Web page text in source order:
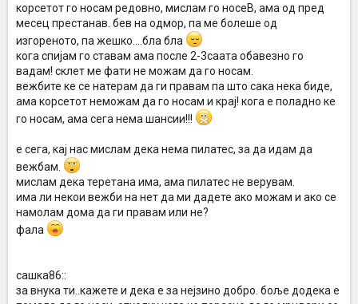
корсетот го носам редовно, мислам го носеВ, ама од пред
месец престанав. бев на одмор, па ме болеше од
изгореното, па жешко....бла бла
кога спијам го ставам ама после 2-3саата обавезно го
вадам! склет ме фати не можам да го носам.
вежбите ке се натерам да ги правам па што сака нека биде,
ама корсетот неможам да го носам и крај! кога е поладно ке
го носам, ама сега нема шансии!!!
е сега, кај нас мислам дека нема пилатес, за да идам да
вежбам.
мислам дека теретана има, ама пилатес не верувам.
има ли некои вежби на нет да ми дадете ако можам и ако се
намолам дома да ги правам или не?
фала
сашка86::
за внука ти..кажете и дека е за нејзино добро. боље додека е